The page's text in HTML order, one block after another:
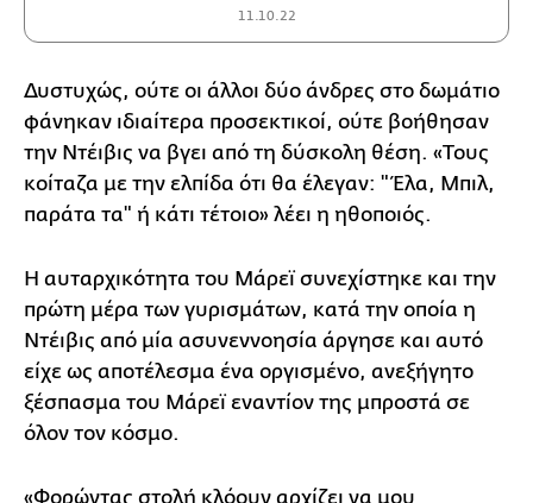
11.10.22
Δυστυχώς, ούτε οι άλλοι δύο άνδρες στο δωμάτιο
φάνηκαν ιδιαίτερα προσεκτικοί, ούτε βοήθησαν
την Ντέιβις να βγει από τη δύσκολη θέση. «Τους
κοίταζα με την ελπίδα ότι θα έλεγαν: "Έλα, Μπιλ,
παράτα τα" ή κάτι τέτοιο» λέει η ηθοποιός.
Η αυταρχικότητα του Μάρεϊ συνεχίστηκε και την
πρώτη μέρα των γυρισμάτων, κατά την οποία η
Ντέιβις από μία ασυνεννοησία άργησε και αυτό
είχε ως αποτέλεσμα ένα οργισμένο, ανεξήγητο
ξέσπασμα του Μάρεϊ εναντίον της μπροστά σε
όλον τον κόσμο.
«Φορώντας στολή κλόουν αρχίζει να μου